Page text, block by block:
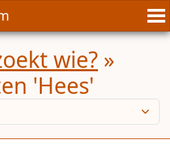
wie? »
'Hees'